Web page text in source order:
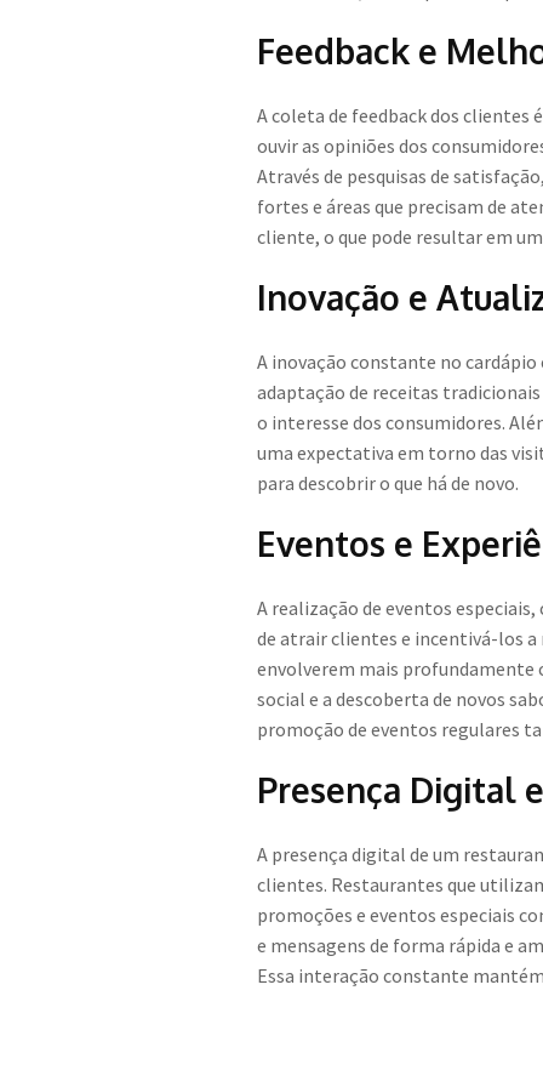
Feedback e
A coleta de feedback dos clientes
ouvir as opiniões dos
Através de pesquisas de
fortes e áreas que precisam de
cliente, o que pode resultar em
Inovação e
A inovação constante no
adaptação de receitas
o interesse dos consumidores.
uma expectativa em torno das
para descobrir o que há de novo.
Eventos e
A realização de eventos
de atrair clientes e incentivá-los a
envolverem mais profundamente
social e a descoberta de novos
promoção de eventos regulares
Presença Digital
A presença digital de um
clientes. Restaurantes que
promoções e eventos especiais
e mensagens de forma rápida e
Essa interação constante